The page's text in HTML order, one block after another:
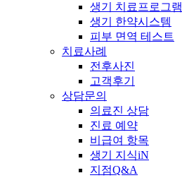
생기 치료프로그램
생기 한약시스템
피부 면역 테스트
치료사례
전후사진
고객후기
상담문의
의료진 상담
진료 예약
비급여 항목
생기 지식iN
지점Q&A